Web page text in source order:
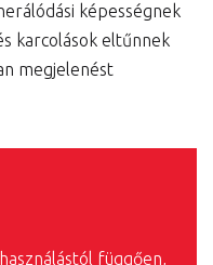
képességnek
karcolások eltűnnek
megjelenést
függően,